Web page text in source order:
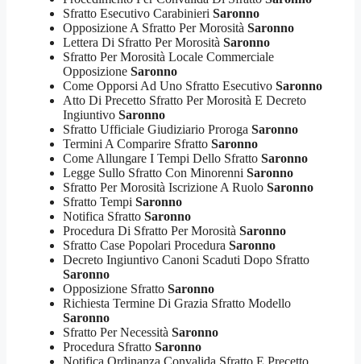
Sfratto Esecutivo Carabinieri Saronno
Opposizione A Sfratto Per Morosità Saronno
Lettera Di Sfratto Per Morosità Saronno
Sfratto Per Morosità Locale Commerciale
Opposizione Saronno
Come Opporsi Ad Uno Sfratto Esecutivo Saronno
Atto Di Precetto Sfratto Per Morosità E Decreto
Ingiuntivo Saronno
Sfratto Ufficiale Giudiziario Proroga Saronno
Termini A Comparire Sfratto Saronno
Come Allungare I Tempi Dello Sfratto Saronno
Legge Sullo Sfratto Con Minorenni Saronno
Sfratto Per Morosità Iscrizione A Ruolo Saronno
Sfratto Tempi Saronno
Notifica Sfratto Saronno
Procedura Di Sfratto Per Morosità Saronno
Sfratto Case Popolari Procedura Saronno
Decreto Ingiuntivo Canoni Scaduti Dopo Sfratto
Saronno
Opposizione Sfratto Saronno
Richiesta Termine Di Grazia Sfratto Modello
Saronno
Sfratto Per Necessità Saronno
Procedura Sfratto Saronno
Notifica Ordinanza Convalida Sfratto E Precetto